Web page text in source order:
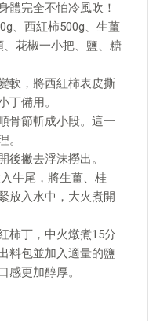
體完全不怕冷風吹！
、西紅柿500g、生薑
花椒一小把、鹽、糖
軟，將西紅柿表皮撕
丁備用。
骨節斬成小段。這一
。
後撇去浮沫撈出。
牛尾，將生薑、桂
放入水中，大火煮開
柿丁，中火燉煮15分
料包並加入適量的鹽
感更加醇厚。